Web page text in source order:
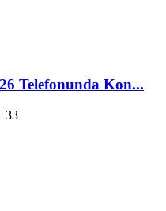
Telefonunda Kon...
33